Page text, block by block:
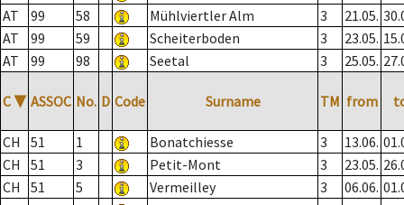
AT
99 58 Mühlviertler Alm 3 21.05.
AT
99 59 Scheiterboden 3 23.05.
AT
99 98 Seetal 3 25.05.
C ▼ ASSOC No. D Code Surname TM from
CH 51 1 Bonatchiesse 3 13.06.
CH
51 3 Petit-Mont 3 23.05.
CH
51 5 Vermeilley 3 06.06.